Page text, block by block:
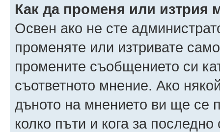
Как да променя или изтрия
Освен ако не сте
променяте или изтривате
промените съобщението си
съответното мнение. Ако
дъното на мнението ви ще се
колко пъти и кога за